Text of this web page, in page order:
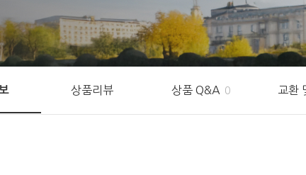
상품리뷰 상품 Q&A 0 교환